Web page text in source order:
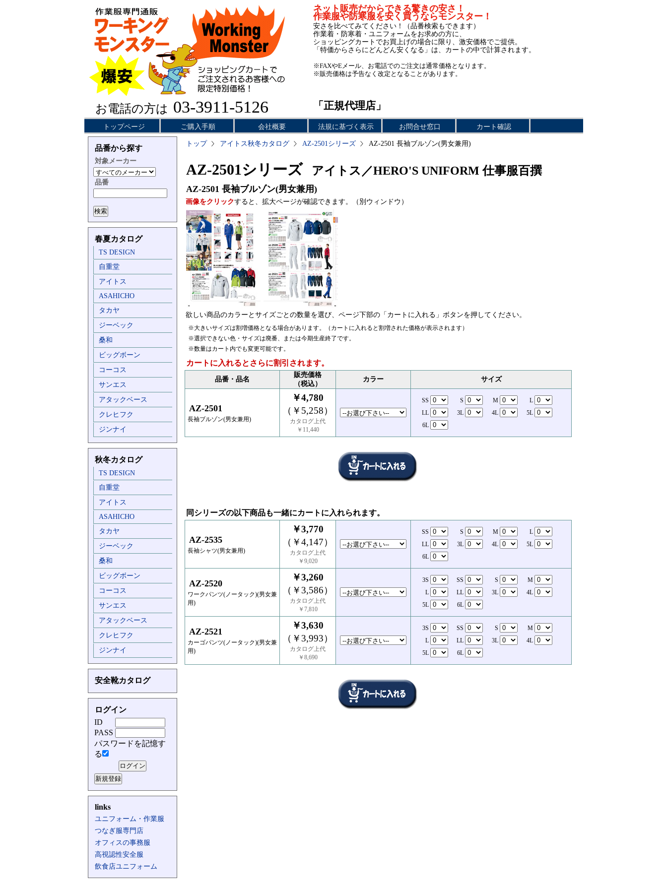
お電話の方は 03-3911-5126
ネット販売だからできる驚きの安さ！
作業服や防寒服を安く買うならモンスター！
安さを比べてみてください！（品番検索もできます）
作業着・防寒着・ユニフォームをお求めの方に、
ショッピングカートでお買上げの場合に限り、激安価格でご提供。
「特価からさらにどんどん安くなる」は、カートの中で計算されます。
※FAXやEメール、お電話でのご注文は通常価格となります。
※販売価格は予告なく改定となることがあります。
「正規代理店」
トップページ ご購入手順 会社概要 法規に基づく表示 お問合せ窓口 カート確認
品番から探す
対象メーカー
品番
春夏カタログ
TS DESIGN
自重堂
アイトス
ASAHICHO
タカヤ
ジーベック
桑和
ビッグボーン
コーコス
サンエス
アタックベース
クレヒフク
ジンナイ
秋冬カタログ
TS DESIGN
自重堂
アイトス
ASAHICHO
タカヤ
ジーベック
桑和
ビッグボーン
コーコス
サンエス
アタックベース
クレヒフク
ジンナイ
安全靴カタログ
ログイン
ID
PASS
パスワードを記憶す
る
links
ユニフォーム・作業服
つなぎ服専門店
オフィスの事務服
高視認性安全服
飲食店ユニフォーム
トップ アイトス秋冬カタログ AZ-2501シリーズ AZ-2501 長袖ブルゾン(男女兼用)
AZ-2501シリーズ アイトス／HERO'S UNIFORM 仕事服百撰
AZ-2501 長袖ブルゾン(男女兼用)
画像をクリックすると、拡大ページが確認できます。（別ウィンドウ）
欲しい商品のカラーとサイズごとの数量を選び、ページ下部の「カートに入れる」ボタンを押してください。
※大きいサイズは割増価格となる場合があります。（カートに入れると割増された価格が表示されます）
※選択できない色・サイズは廃番、または今期生産終了です。
※数量はカート内でも変更可能です。
カートに入れるとさらに割引されます。
品番・品名
販売価格
（税込）
カラー サイズ
AZ-2501
長袖ブルゾン(男女兼用)
￥4,780
（￥5,258）
カタログ上代
￥11,440
SS S M
L
LL
3L 4L
5L
6L
同シリーズの以下商品も一緒にカートに入れられます。
AZ-2535
長袖シャツ(男女兼用)
￥3,770
（￥4,147）
カタログ上代
￥9,020
SS S M
L
LL
3L 4L
5L
6L
AZ-2520
ワークパンツ(ノータック)(男女兼
用)
￥3,260
（￥3,586）
カタログ上代
￥7,810
3S SS S
M
L
LL 3L
4L
5L
6L
AZ-2521
カーゴパンツ(ノータック)(男女兼
用)
￥3,630
（￥3,993）
カタログ上代
￥8,690
3S SS S
M
L
LL 3L
4L
5L
6L